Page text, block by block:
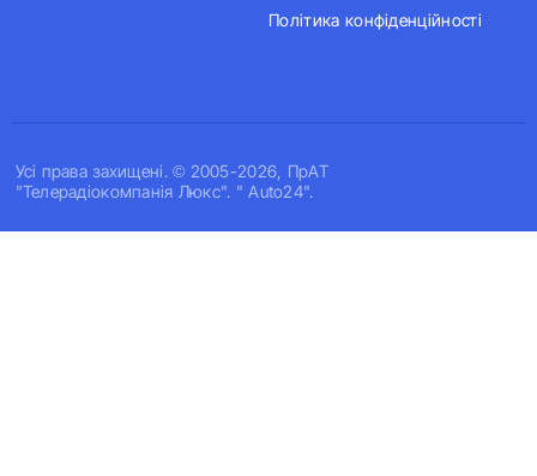
Усi права захищенi. © 2005-2026, ПрАТ
"Телерадіокомпанія Люкс". " Auto24".
Політика конфіденційності